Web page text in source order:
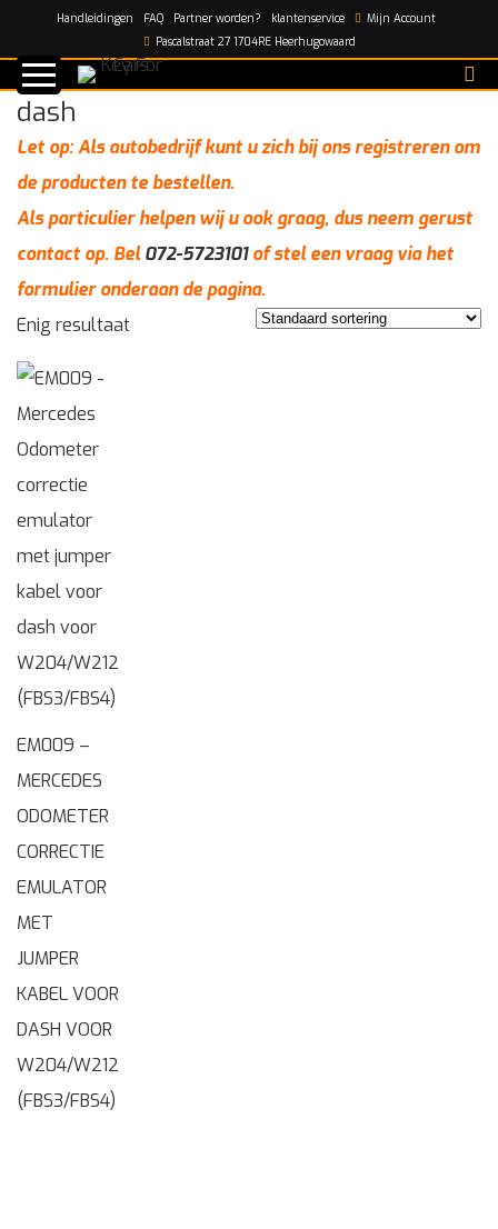
Handleidingen FAQ Partner worden? klantenservice
Mijn Account
Pascalstraat 27 1704RE Heerhugowaard
Home/dash
dash
Let op: Als autobedrijf kunt u zich bij ons registreren om
de producten te bestellen.
Als particulier helpen wij u ook graag, dus neem gerust
contact op. Bel072-5723101of stel een vraag via het
formulier onderaan de pagina.
Enig resultaat
EM009 –
MERCEDES
ODOMETER
CORRECTIE
EMULATOR
MET
JUMPER
KABEL VOOR
DASH VOOR
W204/W212
(FBS3/FBS4)